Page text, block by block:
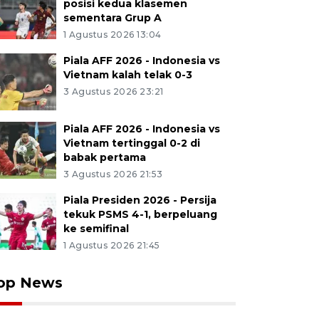
posisi kedua klasemen
sementara Grup A
1 Agustus 2026 13:04
Piala AFF 2026 - Indonesia vs
Vietnam kalah telak 0-3
3 Agustus 2026 23:21
Piala AFF 2026 - Indonesia vs
Vietnam tertinggal 0-2 di
babak pertama
3 Agustus 2026 21:53
Piala Presiden 2026 - Persija
tekuk PSMS 4-1, berpeluang
ke semifinal
1 Agustus 2026 21:45
News